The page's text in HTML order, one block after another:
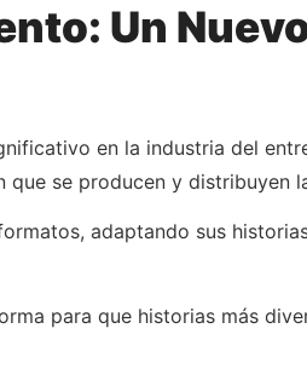
Un
en la industria del
se producen y distribuyen
adaptando sus
para que historias más